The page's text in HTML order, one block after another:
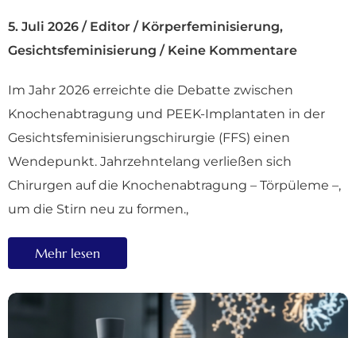
5. Juli 2026 / Editor / Körperfeminisierung,
Gesichtsfeminisierung / Keine Kommentare
Im Jahr 2026 erreichte die Debatte zwischen
Knochenabtragung und PEEK-Implantaten in der
Gesichtsfeminisierungschirurgie (FFS) einen
Wendepunkt. Jahrzehntelang verließen sich
Chirurgen auf die Knochenabtragung – Törpüleme –,
um die Stirn neu zu formen.,
Mehr lesen